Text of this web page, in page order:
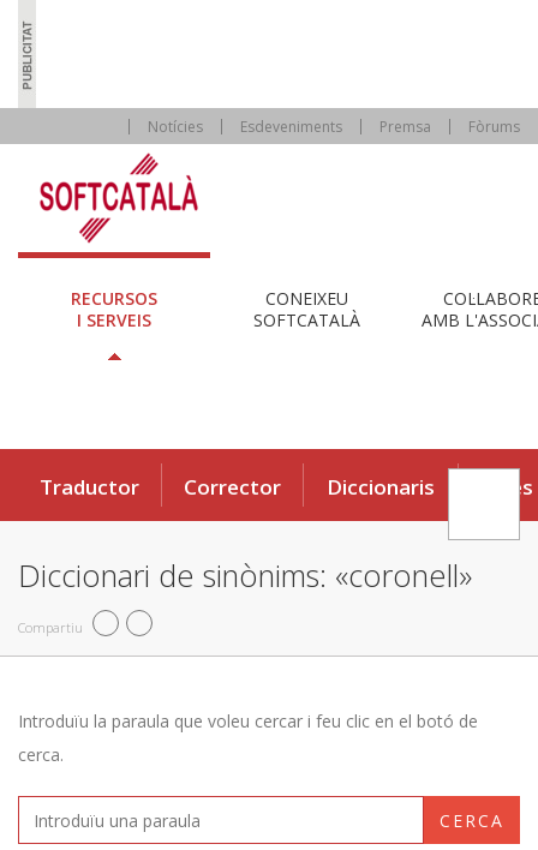
Notícies Esdeveniments Premsa Fòrums
RECURSOS
I SERVEIS
CONEIXEU
SOFTCATALÀ
AMB
Traductor Corrector Diccionaris Eines
Diccionari de sinònims: «coronell»
Compartiu
Introduïu la paraula que voleu cercar i feu clic en el botó de
cerca.
CERCA